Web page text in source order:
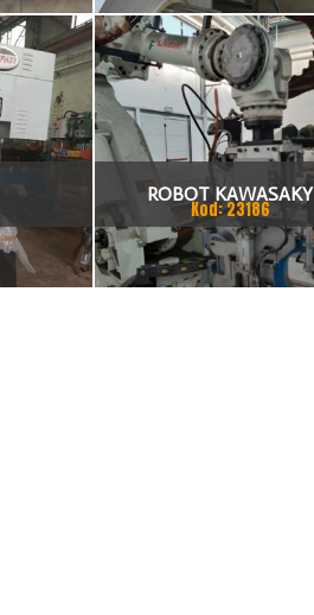
ROBOT KAWASAKY
Kod: 23186